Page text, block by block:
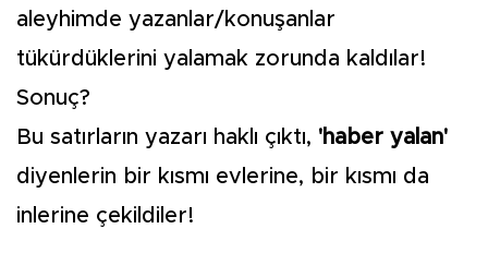
aleyhimde yazanlar/konuşanlar
tükürdüklerini yalamak zorunda kaldılar!
Sonuç?
Bu satırların yazarı haklı çıktı, 'haber yalan'
diyenlerin bir kısmı evlerine, bir kısmı da
inlerine çekildiler!